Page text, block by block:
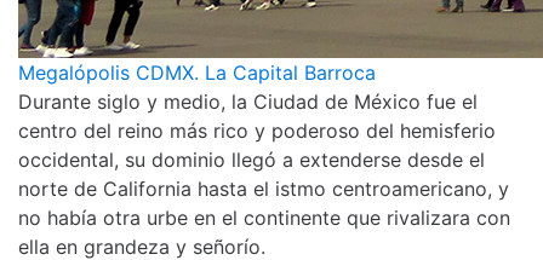
Megalópolis CDMX. La Capital Barroca
Durante siglo y medio, la Ciudad de México fue el
centro del reino más rico y poderoso del hemisferio
occidental, su dominio llegó a extenderse desde el
norte de California hasta el istmo centroamericano, y
no había otra urbe en el continente que rivalizara con
ella en grandeza y señorío.